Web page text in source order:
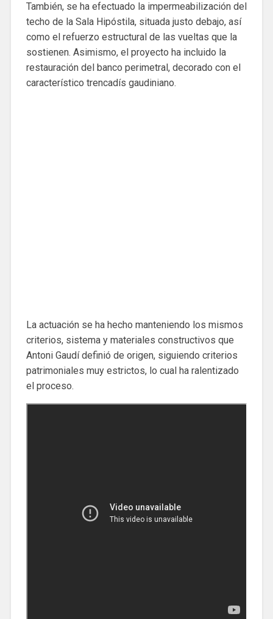
También, se ha efectuado la impermeabilización del
techo de la Sala Hipóstila, situada justo debajo, así
como el refuerzo estructural de las vueltas que la
sostienen. Asimismo, el proyecto ha incluido la
restauración del banco perimetral, decorado con el
característico trencadís gaudiniano.
La actuación se ha hecho manteniendo los mismos
criterios, sistema y materiales constructivos que
Antoni Gaudí definió de origen, siguiendo criterios
patrimoniales muy estrictos, lo cual ha ralentizado
el proceso.